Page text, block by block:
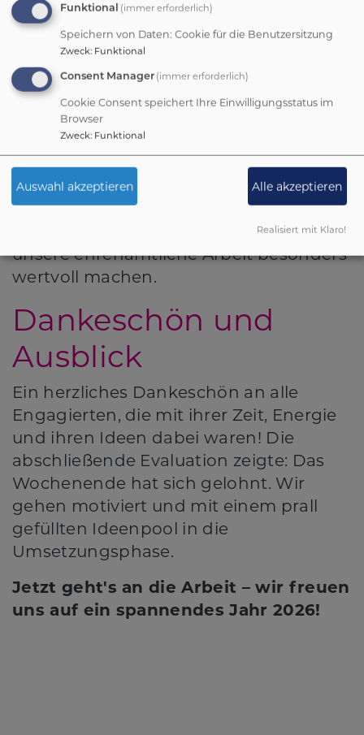
Gemeinschaft
erleben
Neben all der produktiven Arbeit kam
die Gemeinschaft nicht zu kurz.
Gemeinsam Essen, Andachten und
gesellige Spieleabende sorgten für eine
entspannte Atmosphäre und stärkten
den Zusammenhalt im Team. Diese
Momente der Begegnung sind es, die
unsere ehrenamtliche Arbeit besonders
wertvoll machen.
Dankeschön und
Ausblick
Ein herzliches Dankeschön an alle
Engagierten, die mit ihrer Zeit, Energie
und ihren Ideen dabei waren! Die
abschließende Evaluation zeigte: Das
Wochenende hat sich gelohnt. Wir
gehen motiviert und mit einem prall
gefüllten Ideenpool in die
Umsetzungsphase.
Jetzt geht's an die Arbeit – wir freuen
uns auf ein spannendes Jahr 2026!
Funktional (immer erforderlich)
Speichern von Daten: Cookie für die Benutzersitzung
Zweck: Funktional
Consent Manager (immer erforderlich)
Cookie Consent speichert Ihre Einwilligungsstatus im
Browser
Zweck: Funktional
Auswahl akzeptieren Alle akzeptieren
Realisiert mit Klaro!